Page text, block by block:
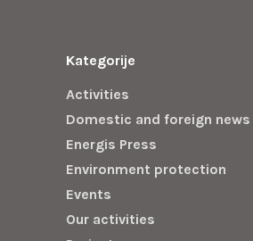
Kategorije
Activities
Domestic and foreign news
Energis Press
Environment protection
Events
Our activities